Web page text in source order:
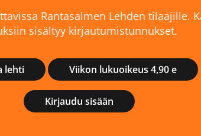
Rantasalmen Lehden tilaajille.
sisältyy kirjautumistunnukset.
lehti Viikon lukuoikeus 4,90 e
Kirjaudu sisään